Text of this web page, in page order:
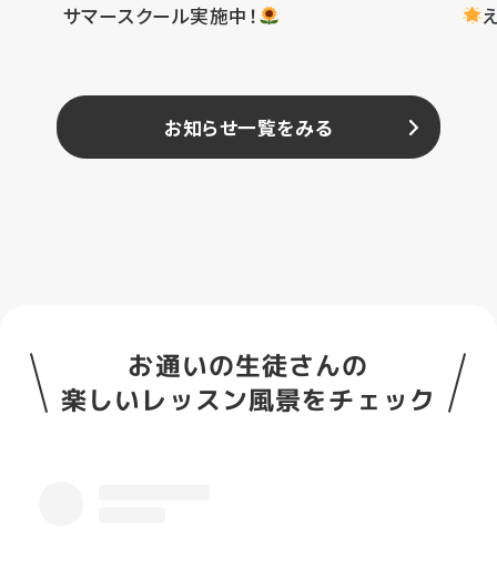
サマースクール実施中！
お知らせ一覧をみる
お通いの生徒さんの
楽しいレッスン風景をチェック